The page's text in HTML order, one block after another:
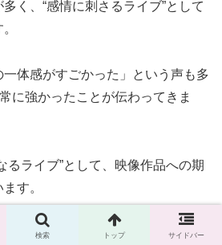
く、“感情に刺さるライブ”として
一体感がすごかった」という声も多
に強かったことが伝わってきま
るライブ”として、映像作品への期
す。
検索 トップ サイドバー